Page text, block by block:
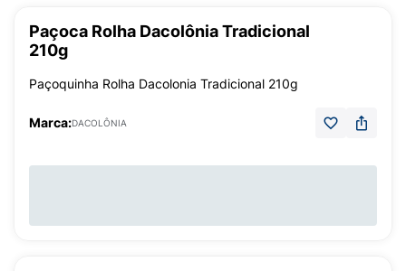
Paçoca Rolha Dacolônia Tradicional
210g
Paçoquinha Rolha Dacolonia Tradicional 210g
Marca:DACOLÔNIA